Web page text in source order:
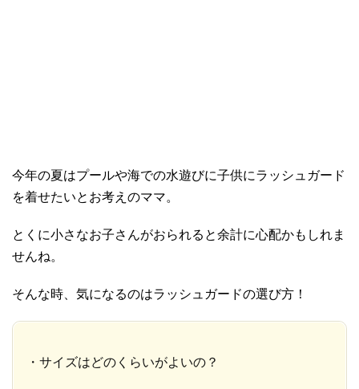
今年の夏はプールや海での水遊びに子供にラッシュガード
を着せたいとお考えのママ。
とくに小さなお子さんがおられると余計に心配かもしれま
せんね。
そんな時、気になるのはラッシュガードの選び方！
・サイズはどのくらいがよいの？